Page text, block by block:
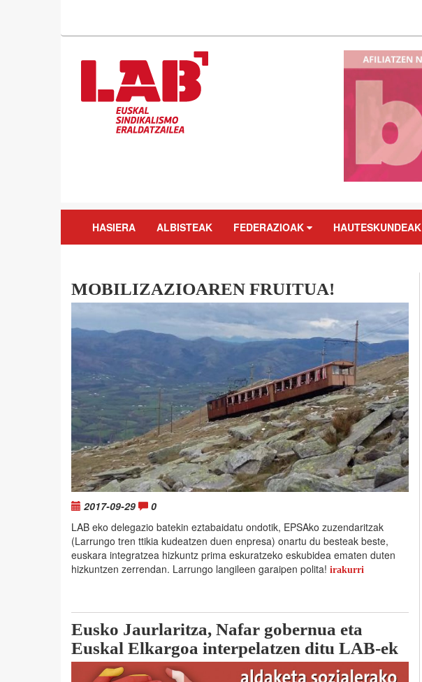
HASIERA ALBISTEAK FEDERAZIOAK HAUTESKUNDEAK
MOBILIZAZIOAREN FRUITUA!
2017-09-29
0
LAB eko delegazio batekin eztabaidatu ondotik, EPSAko zuzendaritzak
(Larrungo tren ttikia kudeatzen duen enpresa) onartu du besteak beste,
euskara integratzea hizkuntz prima eskuratzeko eskubidea ematen duten
hizkuntzen zerrendan. Larrungo langileen garaipen polita! irakurri
Eusko Jaurlaritza, Nafar gobernua eta
Euskal Elkargoa interpelatzen ditu LAB-ek